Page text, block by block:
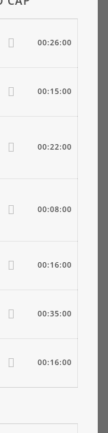
00:26:00
00:15:00
00:22:00
00:08:00
00:16:00
00:35:00
00:16:00